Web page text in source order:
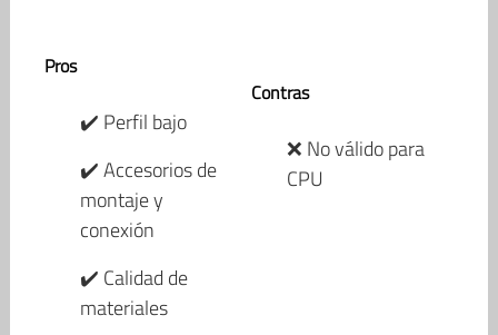
Pros
✔️ Perfil bajo
✔️ Accesorios de
montaje y
conexión
✔️ Calidad de
materiales
Contras
❌ No válido para
CPU